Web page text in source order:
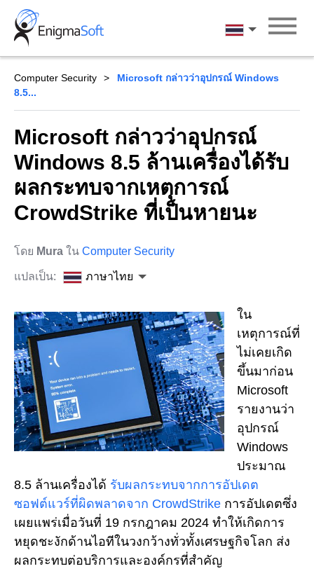
Skip
content
ภาษาไทย
Computer Security
Microsoft กล่าวว่าอุปกรณ์ Windows
8.5...
Microsoft กล่าวว่าอุปกรณ์
Windows 8.5 ล้านเครื่องได้รับ
ผลกระทบจากเหตุการณ์
CrowdStrike ที่เป็นหายนะ
โดย Mura ใน Computer Security
แปลเป็น: ภาษาไทย
ใน
เหตุการณ์ที่
ไม่เคยเกิด
ขึ้นมาก่อน
Microsoft
รายงานว่า
อุปกรณ์
Windows
ประมาณ
8.5 ล้านเครื่องได้ รับผลกระทบจากการอัปเดต
ซอฟต์แวร์ที่ผิดพลาดจาก CrowdStrike การอัปเดตซึ่ง
เผยแพร่เมื่อวันที่ 19 กรกฎาคม 2024 ทำให้เกิดการ
หยุดชะงักด้านไอทีในวงกว้างทั่วทั้งเศรษฐกิจโลก ส่ง
ผลกระทบต่อบริการและองค์กรที่สำคัญ